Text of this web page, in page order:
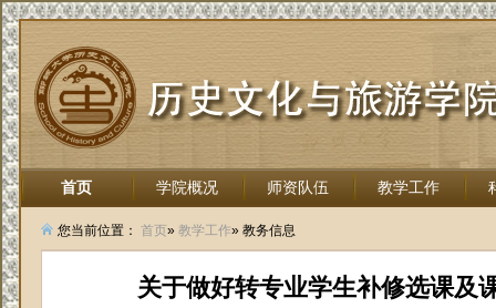
首页 学院概况 师资队伍 教学工作
招生就业
您当前位置： 首页» 教学工作» 教务信息
关于做好转专业学生补修选课及